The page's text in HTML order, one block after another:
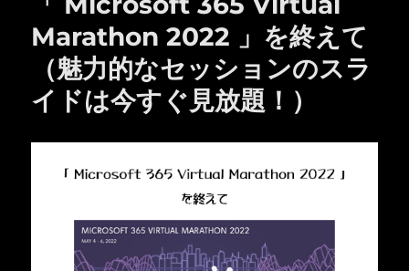
Marathon 2022 」を終えて
（魅力的なセッションのスラ
イドは今すぐ見放題！）